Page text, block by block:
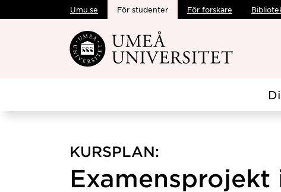
Hoppa direkt till innehållet
Umu.se För studenter För forskare
KURSPLAN:
Examensprojekt